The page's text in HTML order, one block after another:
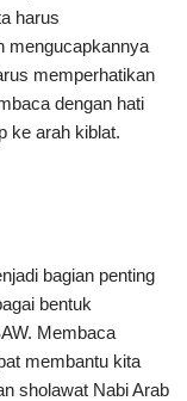
harus
mengucapkannya
memperhatikan
dengan hati
ke arah kiblat.
bagian penting
bentuk
Membaca
membantu kita
sholawat Nabi Arab